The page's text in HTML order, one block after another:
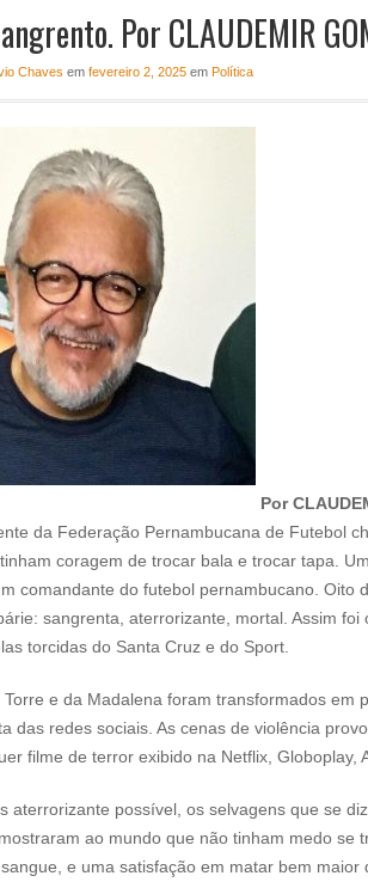
Por CLAUDEMIR
Chaves em fevereiro 2, 2025em Política
Por
da Federação Pernambucana de Futebol
coragem de trocar bala e trocar tapa.
comandante do futebol pernambucano. Oito
sangrenta, aterrorizante, mortal. Assim foi
torcidas do Santa Cruz e do Sport.
e da Madalena foram transformados em
das redes sociais. As cenas de violência
filme de terror exibido na Netflix, Globoplay,
aterrorizante possível, os selvagens que se
ao mundo que não tinham medo se
e uma satisfação em matar bem maior